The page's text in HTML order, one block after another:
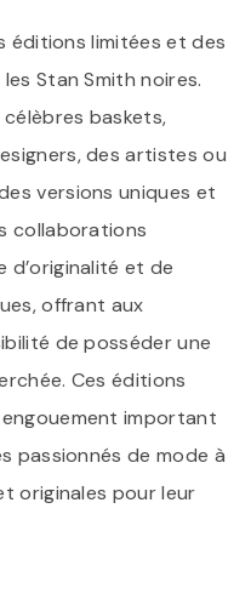
éditions limitées et des
Stan Smith noires.
baskets,
des artistes ou
versions uniques et
collaborations
et de
offrant aux
de posséder une
Ces éditions
important
passionnés de mode à
originales pour leur